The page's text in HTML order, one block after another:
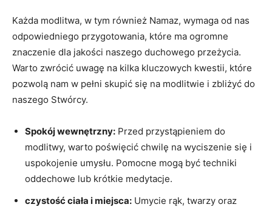
Każda modlitwa, w tym również‌ Namaz, wymaga od nas
odpowiedniego przygotowania, które ‍ma ogromne
znaczenie dla jakości naszego duchowego przeżycia.
Warto zwrócić uwagę na kilka kluczowych kwestii, które
pozwolą nam w ⁤pełni skupić się na modlitwie i zbliżyć​ do
naszego Stwórcy.
Spokój⁤ wewnętrzny: Przed przystąpieniem do ​
modlitwy, warto ⁣poświęcić chwilę na wyciszenie się ‍i
uspokojenie umysłu. Pomocne mogą być techniki
oddechowe⁢ lub krótkie medytacje.
czystość ​ciała i miejsca: Umycie‌ rąk, twarzy ‍oraz‍